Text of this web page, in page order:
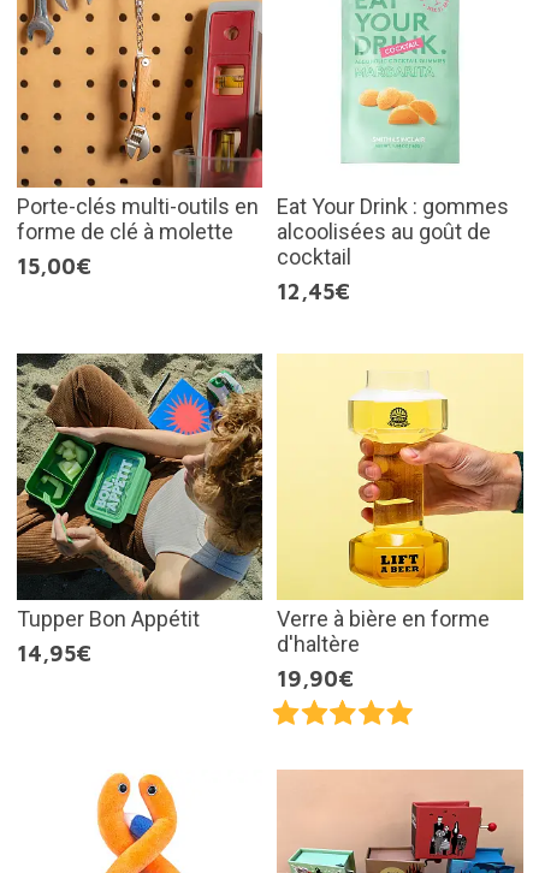
Porte-clés multi-outils en
forme de clé à molette
15,00€
Eat Your Drink : gommes
alcoolisées au goût de
cocktail
12,45€
Tupper Bon Appétit
14,95€
Verre à bière en forme
d'haltère
19,90€